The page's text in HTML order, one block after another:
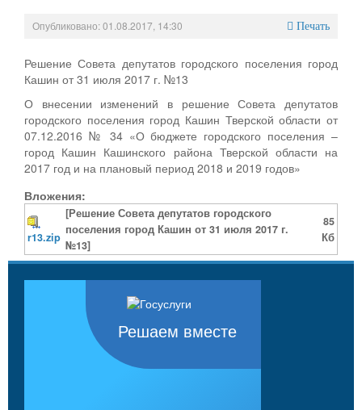
Опубликовано: 01.08.2017, 14:30 Печать
Решение Совета депутатов городского поселения город
Кашин от 31 июля 2017 г. №13
О внесении изменений в решение Совета депутатов
городского поселения город Кашин Тверской области от
07.12.2016 № 34 «О бюджете городского поселения –
город Кашин Кашинского района Тверской области на
2017 год и на плановый период 2018 и 2019 годов»
Вложения:
r13.zip
[Решение Совета депутатов городского
поселения город Кашин от 31 июля 2017 г.
№13]
85
Кб
Решаем вместе